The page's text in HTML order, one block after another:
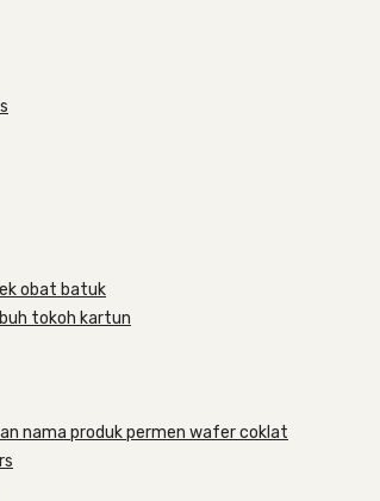
obat batuk
tokoh kartun
nama produk permen wafer coklat